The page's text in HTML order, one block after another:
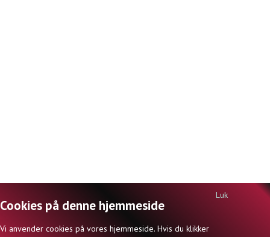
(ANSVARSHAVENDE REDAKTØR) OG FORFATTERNE 2026 |KONTAKT
Cookies på denne hjemmeside
Vi anvender cookies på vores hjemmeside. Hvis du klikker
Luk